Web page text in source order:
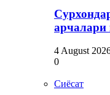
4 August
0
Сиёсат